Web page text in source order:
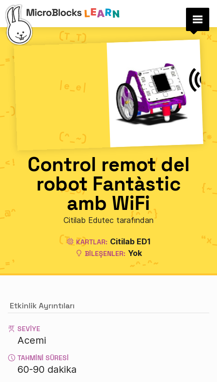
Control remot del
robot Fantàstic
amb WiFi
Citilab Edutec tarafından
KARTLAR: Citilab ED1
BILEŞENLER: Yok
Etkinlik Ayrıntıları
SEVIYE
Acemi
TAHMINI SÜRESI
60-90 dakika